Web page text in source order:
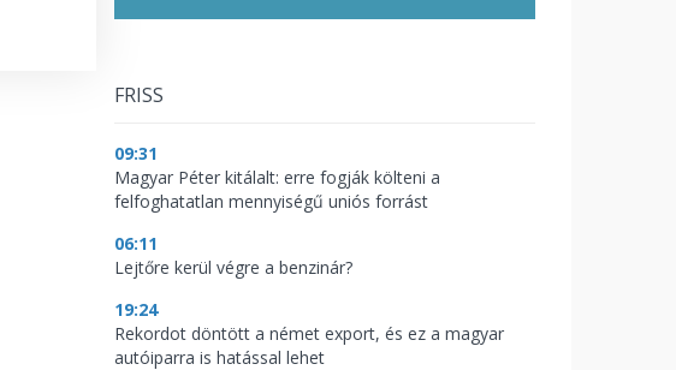
FRISS
09:31
Magyar Péter kitálalt: erre fogják költeni a
felfoghatatlan mennyiségű uniós forrást
06:11
Lejtőre kerül végre a benzinár?
19:24
Rekordot döntött a német export, és ez a magyar
autóiparra is hatással lehet